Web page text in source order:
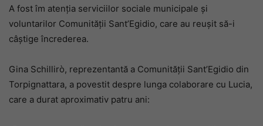
A fost îm atenția serviciilor sociale municipale și
voluntarilor Comunității Sant’Egidio, care au reușit să-i
câștige încrederea.
Gina Schillirò, reprezentantă a Comunității Sant’Egidio din
Torpignattara, a povestit despre lunga colaborare cu Lucia,
care a durat aproximativ patru ani: